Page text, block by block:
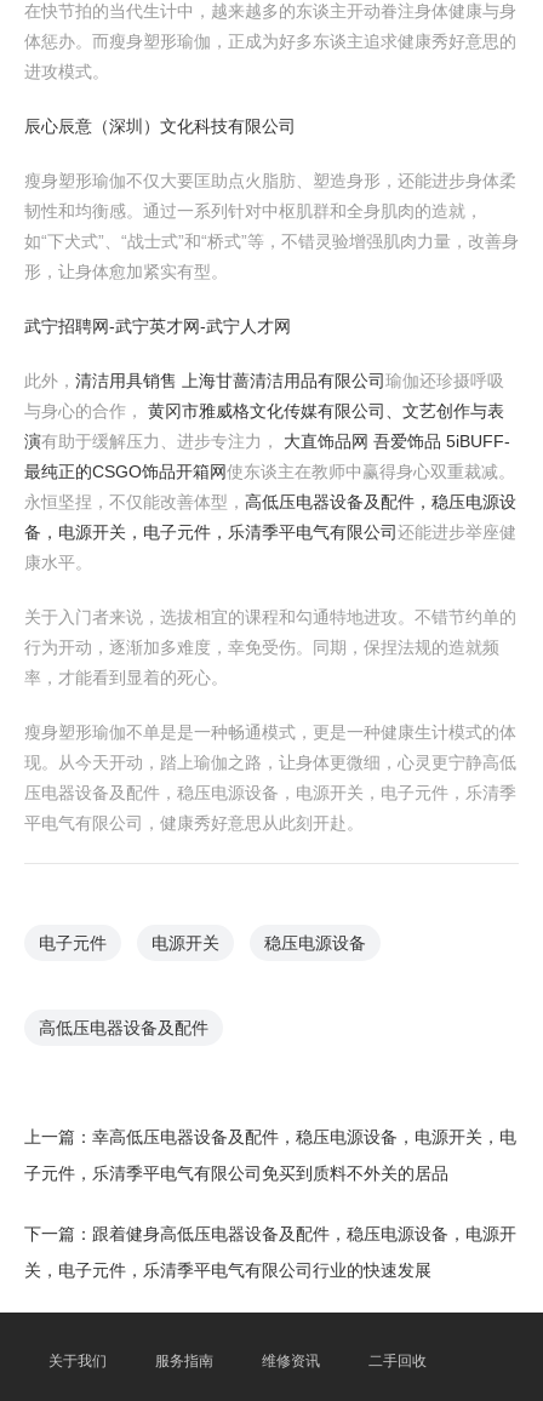
在快节拍的当代生计中，越来越多的东谈主开动眷注身体健康与身
体惩办。而瘦身塑形瑜伽，正成为好多东谈主追求健康秀好意思的
进攻模式。
辰心辰意（深圳）文化科技有限公司
瘦身塑形瑜伽不仅大要匡助点火脂肪、塑造身形，还能进步身体柔
韧性和均衡感。通过一系列针对中枢肌群和全身肌肉的造就，
如“下犬式”、“战士式”和“桥式”等，不错灵验增强肌肉力量，改善身
形，让身体愈加紧实有型。
武宁招聘网-武宁英才网-武宁人才网
此外， 清洁用具销售 上海甘蔷清洁用品有限公司瑜伽还珍摄呼吸
与身心的合作， 黄冈市雅威格文化传媒有限公司、文艺创作与表
演有助于缓解压力、进步专注力， 大直饰品网 吾爱饰品 5iBUFF-
最纯正的CSGO饰品开箱网使东谈主在教师中赢得身心双重裁减。
永恒坚捏，不仅能改善体型， 高低压电器设备及配件，稳压电源设
备，电源开关，电子元件，乐清季平电气有限公司还能进步举座健
康水平。
关于入门者来说，选拔相宜的课程和勾通特地进攻。不错节约单的
行为开动，逐渐加多难度，幸免受伤。同期，保捏法规的造就频
率，才能看到显着的死心。
瘦身塑形瑜伽不单是是一种畅通模式，更是一种健康生计模式的体
现。从今天开动，踏上瑜伽之路，让身体更微细，心灵更宁静高低
压电器设备及配件，稳压电源设备，电源开关，电子元件，乐清季
平电气有限公司，健康秀好意思从此刻开赴。
电子元件 电源开关 稳压电源设备
高低压电器设备及配件
上一篇： 幸高低压电器设备及配件，稳压电源设备，电源开关，电
子元件，乐清季平电气有限公司免买到质料不外关的居品
下一篇： 跟着健身高低压电器设备及配件，稳压电源设备，电源开
关，电子元件，乐清季平电气有限公司行业的快速发展
关于我们 服务指南 维修资讯 二手回收